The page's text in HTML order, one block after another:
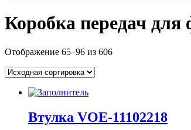
Коробка передач для
Отображение 65–96 из 606
Втулка VOE-11102218